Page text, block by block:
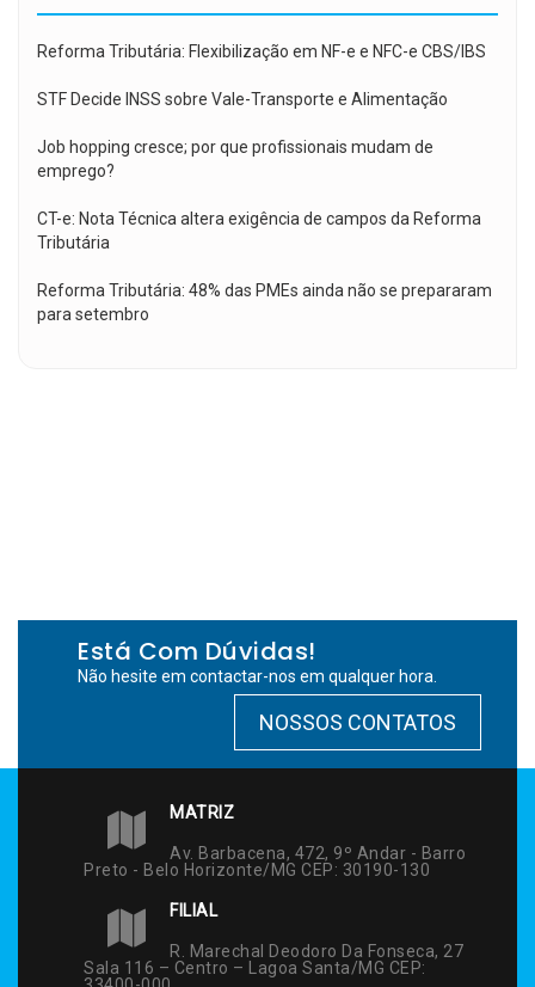
Reforma Tributária: Flexibilização em NF-e e NFC-e CBS/IBS
STF Decide INSS sobre Vale-Transporte e Alimentação
Job hopping cresce; por que profissionais mudam de
emprego?
CT-e: Nota Técnica altera exigência de campos da Reforma
Tributária
Reforma Tributária: 48% das PMEs ainda não se prepararam
para setembro
Está Com Dúvidas!
Não hesite em contactar-nos em qualquer hora.
NOSSOS CONTATOS
MATRIZ
Av. Barbacena, 472, 9º Andar - Barro
Preto - Belo Horizonte/MG CEP: 30190-130
FILIAL
R. Marechal Deodoro Da Fonseca, 27
Sala 116 – Centro – Lagoa Santa/MG CEP: